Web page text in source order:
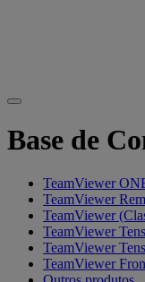
Base de
TeamViewer
TeamViewer
TeamViewer
TeamViewer
TeamViewer
TeamViewer